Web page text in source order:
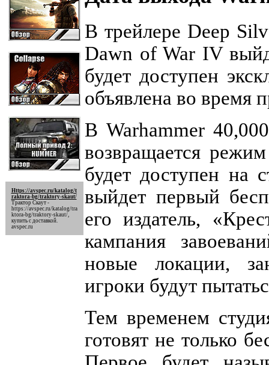
Https://avspec.ru/katalog/t
raktora-bg/traktory-skaut/
Трактор Скаут -
https://avspec.ru/katalog/tra
ktora-bg/traktory-skaut/,
купить с доставкой.
avspec.ru
В трейлере Deep
Dawn of War IV
будет доступен
объявлена ​​во время
В Warhammer
возвращается
будет доступен на
выйдет первый
его издатель,
кампания
новые локации,
игроки будут
Тем временем
готовят не только